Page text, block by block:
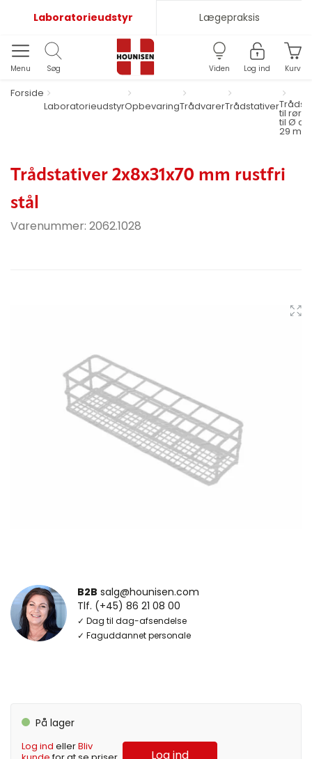
Laboratorieudstyr Lægepraksis
Menu Søg Viden Log ind Kurv
Forside
LaboratorieudstyrOpbevaringTrådvarerTrådstativer
til rør
til Ø ca.
29 mm
Trådstativer 2x8x31x70 mm rustfri
stål
Varenummer: 2062.1028
B2B salg@hounisen.com
Tlf. (+45) 86 21 08 00
✓ Dag til dag-afsendelse
✓ Faguddannet personale
På lager
Log ind ellerBliv
Log ind